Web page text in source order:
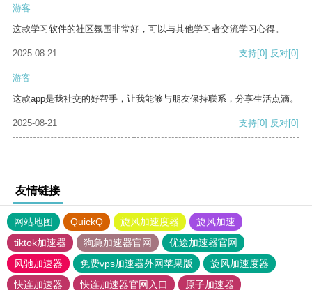
游客
这款学习软件的社区氛围非常好，可以与其他学习者交流学习心得。
2025-08-21 支持[0] 反对[0]
游客
这款app是我社交的好帮手，让我能够与朋友保持联系，分享生活点滴。
2025-08-21 支持[0] 反对[0]
友情链接
网站地图 QuickQ 旋风加速度器
旋风加速
tiktok加速器
狗急加速器官网
优途加速器官网
风驰加速器
免费vps加速器外网苹果版
旋风加速度器
快连加速器
快连加速器官网入口 原子加速器